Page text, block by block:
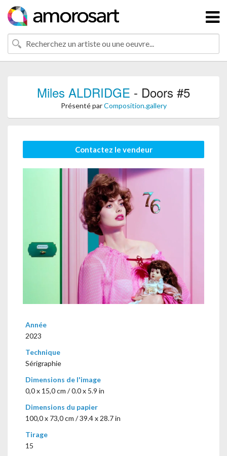
Miles ALDRIDGE - Doors #5
Présenté parComposition.gallery
Contactez le vendeur
Année
2023
Technique
Sérigraphie
Dimensions de l'image
0,0 x 15,0 cm / 0.0 x 5.9 in
Dimensions du papier
100,0 x 73,0 cm / 39.4 x 28.7 in
Tirage
15